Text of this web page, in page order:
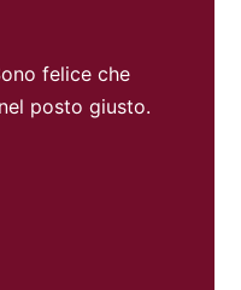
felice che
posto giusto.